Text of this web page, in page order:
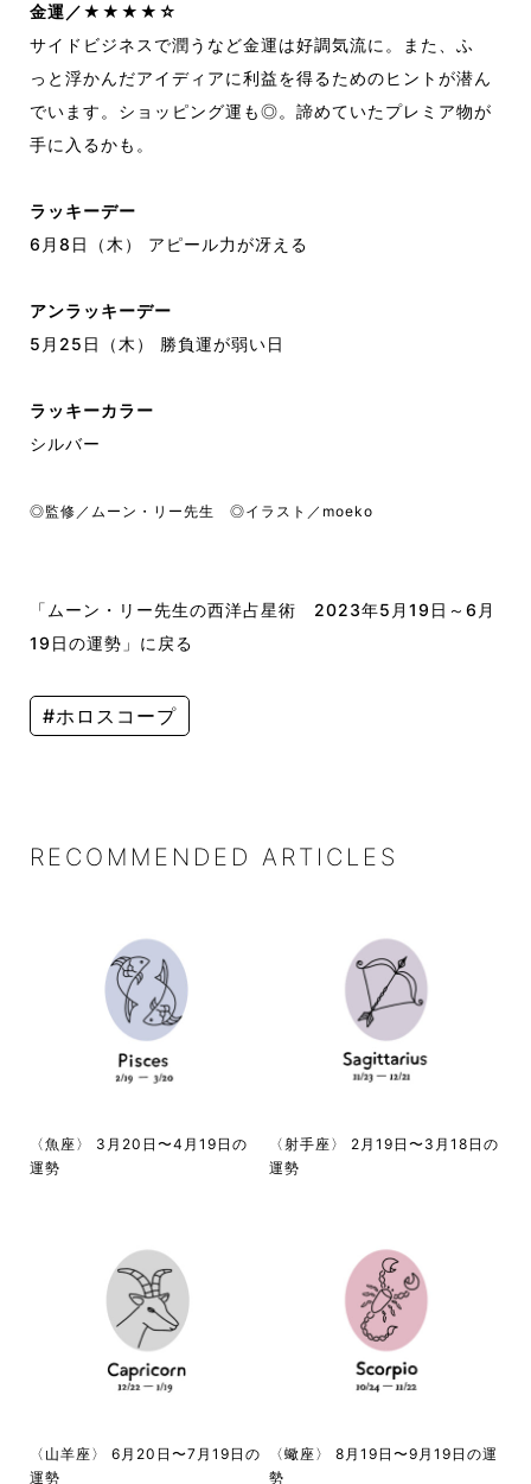
金運／★★★★☆
サイ ドビジネスで潤うなど金運は好調気流に。 また、 ふ
っ と浮かんだアイディ アに利益を得るためのヒン トが潜ん
でいます。 ショ ッ ピング運も◎。 諦めていたプレミ ア物が
手に入るかも。
ラッキーデー
6 月 8 日 （木） アピール力が冴える
アンラッキーデー
5 月 25 日 （木） 勝負運が弱い日
ラッキーカラー
シルバー
◎監修／ムーン・リー先生 ◎イラスト／moeko
「ムーン・リー先生の西洋占星術 2023年5月19日～6月
19日の運勢」に戻る
#ホロスコープ
RECOMMENDED ARTICLES
〈魚座〉 3月20日〜4月19日の
運勢
〈射手座〉 2月19日〜3月18日の
運勢
〈山羊座〉 6月20日〜7月19日の
運勢
〈蠍座〉 8月19日〜9月19日の運
勢